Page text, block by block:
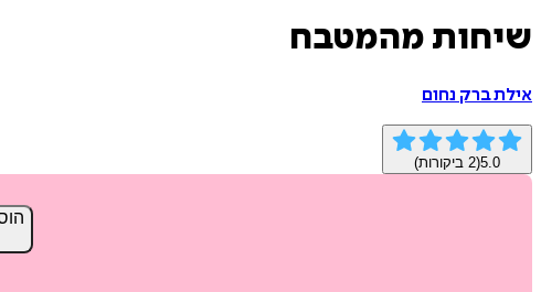
שיחות מהמטבח
אילת ברק נחום
5.0
(
2 ביקורות)